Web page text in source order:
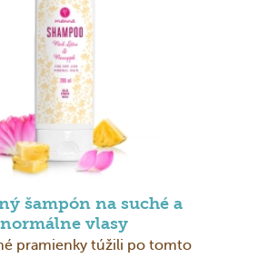
šampón na suché a
normálne vlasy
pramienky túžili po tomto